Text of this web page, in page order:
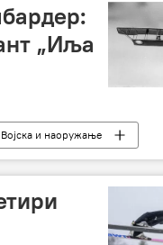
„Иља
Војска и наоружање